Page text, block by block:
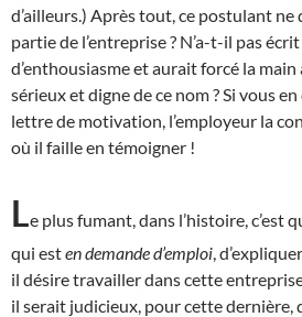
d’ailleurs.) Après tout, ce postulant
partie de l’entreprise ? N’a-t-il pas
d’enthousiasme et aurait forcé la
sérieux et digne de ce nom ? Si vous
lettre de motivation, l’employeur la
où il faille en témoigner !
Le plus fumant, dans l’histoire, c’est
qui esten demande d’emploi ,
il désire travailler dans cette
il serait judicieux, pour cette dernière,